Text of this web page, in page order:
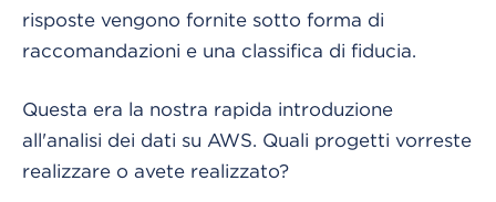
risposte vengono fornite sotto forma di
raccomandazioni e una classifica di fiducia.
Questa era la nostra rapida introduzione
all'analisi dei dati su AWS. Quali progetti vorreste
realizzare o avete realizzato?